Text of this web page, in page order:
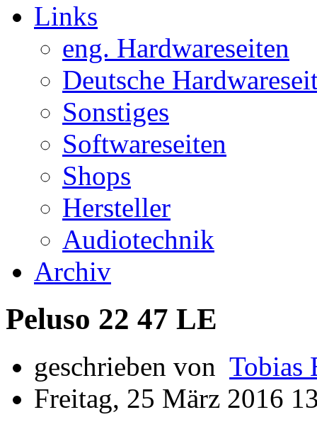
Links
eng. Hardwareseiten
Deutsche
Sonstiges
Softwareseiten
Shops
Hersteller
Audiotechnik
Archiv
Peluso 22 47 LE
geschrieben von Tobias
Freitag, 25 März 2016